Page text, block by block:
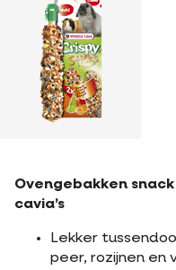
Ovengebakken
cavia’s
Lekker
peer, rozijnen en